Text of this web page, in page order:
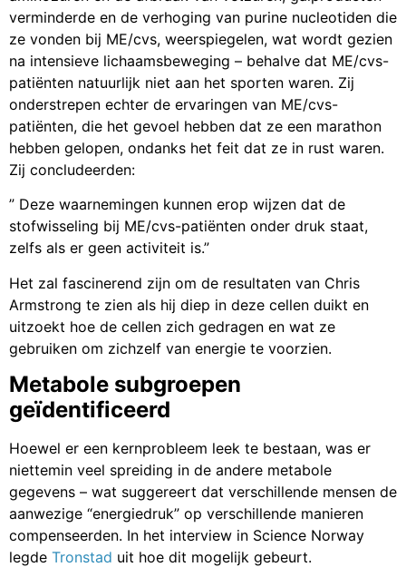
verminderde en de verhoging van purine nucleotiden die
ze vonden bij ME/cvs, weerspiegelen, wat wordt gezien
na intensieve lichaamsbeweging – behalve dat ME/cvs-
patiënten natuurlijk niet aan het sporten waren. Zij
onderstrepen echter de ervaringen van ME/cvs-
patiënten, die het gevoel hebben dat ze een marathon
hebben gelopen, ondanks het feit dat ze in rust waren.
Zij concludeerden:
” Deze waarnemingen kunnen erop wijzen dat de
stofwisseling bij ME/cvs-patiënten onder druk staat,
zelfs als er geen activiteit is.”
Het zal fascinerend zijn om de resultaten van Chris
Armstrong te zien als hij diep in deze cellen duikt en
uitzoekt hoe de cellen zich gedragen en wat ze
gebruiken om zichzelf van energie te voorzien.
Metabole subgroepen
geïdentificeerd
Hoewel er een kernprobleem leek te bestaan, was er
niettemin veel spreiding in de andere metabole
gegevens – wat suggereert dat verschillende mensen de
aanwezige “energiedruk” op verschillende manieren
compenseerden. In het interview in Science Norway
legde Tronstad uit hoe dit mogelijk gebeurt.